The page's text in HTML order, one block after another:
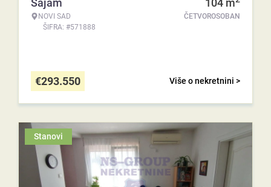
Sajam
NOVI SAD
ŠIFRA: #571888
104 m
ČETVOROSOBAN
Više o nekretnini >
€293.550
Stanovi